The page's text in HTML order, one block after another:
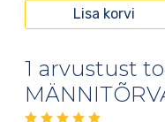
Lisa korvi
1 arvustust